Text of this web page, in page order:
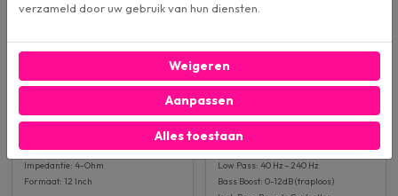
Pioneer TS-A30S4-28L
MAX Vermogen: 1400W
30 x 38 x 40cm (LxBxH)
Impedantie: 4-Ohm
Formaat: 12 Inch
Pioneer GM-D8701
1x 300 Watt RMS @ 4-Ohm
1x 500 Watt RMS @ 2-Ohm
1x 800 Watt RMS @ 1-Ohm
Low Pass: 40 Hz – 240 Hz
Bass Boost: 0-12dB (traploos)
verzameld door uw gebruik van hun diensten.
Weigeren
Aanpassen
Alles toestaan